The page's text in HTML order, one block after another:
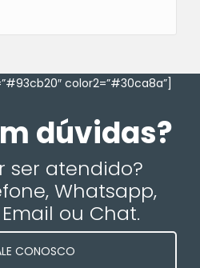
color2=”#30ca8a”]
dúvidas?
ser atendido?
Whatsapp,
ou Chat.
CONOSCO